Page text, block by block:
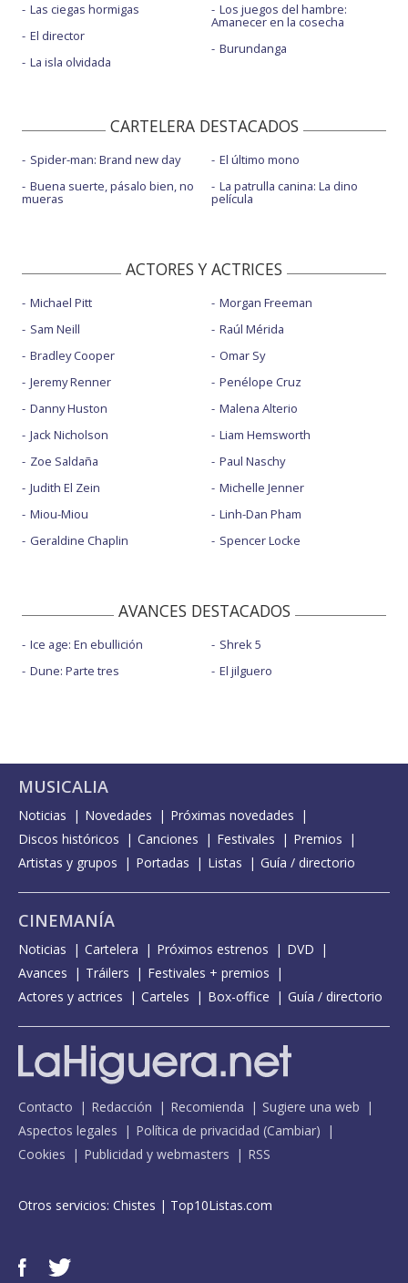
Las ciegas hormigas
El director
La isla olvidada
Los juegos del hambre:
Amanecer en la cosecha
Burundanga
CARTELERA DESTACADOS
Spider-man: Brand new day
Buena suerte, pásalo bien, no
mueras
El último mono
La patrulla canina: La dino
película
ACTORES Y ACTRICES
Michael Pitt
Sam Neill
Bradley Cooper
Jeremy Renner
Danny Huston
Jack Nicholson
Zoe Saldaña
Judith El Zein
Miou-Miou
Geraldine Chaplin
Morgan Freeman
Raúl Mérida
Omar Sy
Penélope Cruz
Malena Alterio
Liam Hemsworth
Paul Naschy
Michelle Jenner
Linh-Dan Pham
Spencer Locke
AVANCES DESTACADOS
Ice age: En ebullición
Dune: Parte tres
Shrek 5
El jilguero
MUSICALIA
Noticias Novedades
Próximas novedades
Discos históricos
Canciones Festivales
Premios
Artistas y grupos
Portadas Listas Guía / directorio
CINEMANÍA
Noticias Cartelera Próximos estrenos
DVD
Avances
Tráilers
Festivales + premios
Actores y actrices
Carteles Box-office Guía / directorio
Contacto Redacción Recomienda
Sugiere una web
Aspectos legales
Política de privacidad (Cambiar)
Cookies
Publicidad y webmasters RSS
Otros servicios: Chistes | Top10Listas.com